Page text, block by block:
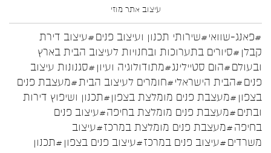
עיצוב אתר מוזי
#פאנג-שוואי#שירותי תכנון ועיצוב פנים#עיצוב דירת
קבלן #סיורים בתערוכות ובחנויות לעיצוב הבית בארץ
ובעולם#הום סטיילינג#מתודולוגיה ועיון #סגנונות עיצוב
פנים#הבית הישראלי#חומרים לעיצוב הבית#מעצבת פנים
בצפון #מעצבת פנים מומלצת בצפון#תכנון ושיפוץ דירות
ובתים#מעצבת פנים מומלצת בחיפה#עיצוב פנים
בחיפה#מעצבת פנים מומלצת במרכז#עיצוב
משרדים#עיצוב פנים במרכז#עיצוב פנים בצפון #תכנון